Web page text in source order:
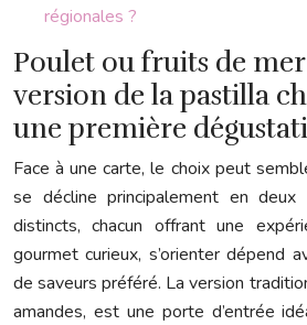
régionales ?
Poulet ou fruits de
version de la pastilla
une première
Face à une carte, le choix peut
se décline principalement en deux
distincts, chacun offrant une
gourmet curieux, s’orienter dépend
de saveurs préféré. La version
amandes, est une porte d’entrée